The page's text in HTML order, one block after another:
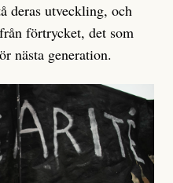
deras utveckling, och
förtrycket, det som
nästa generation.